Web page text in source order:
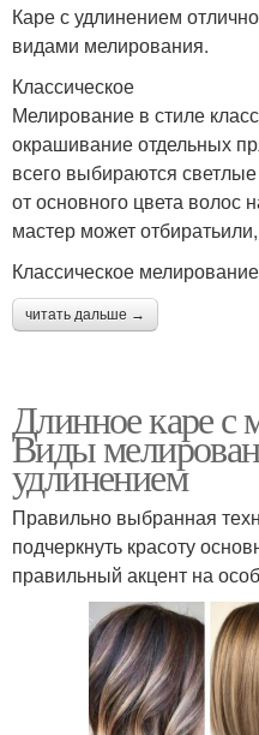
Каре с удлинением
видами мелирования.
Классическое
Мелирование в стиле
окрашивание отдельных
всего выбираются
от основного цвета волос
мастер может
Классическое
читать дальше →
Длинное каре с
Виды
удлинением
Правильно выбранная
подчеркнуть красоту
правильный акцент на